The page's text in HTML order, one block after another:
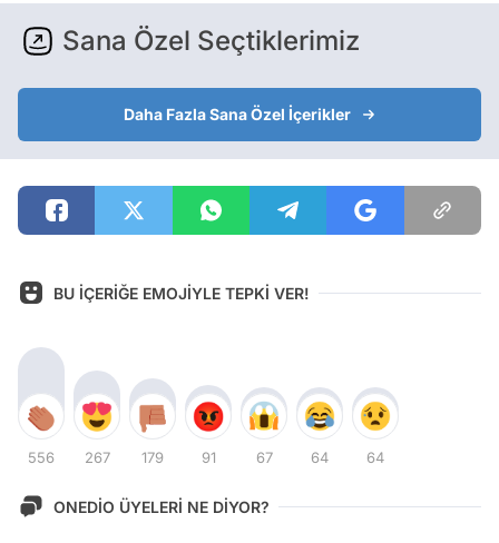
Sana Özel Seçtiklerimiz
Daha Fazla Sana Özel İçerikler
BU İÇERİĞE EMOJİYLE TEPKİ VER!
556 267 179 91 67 64 64
ONEDİO ÜYELERİ NE DİYOR?